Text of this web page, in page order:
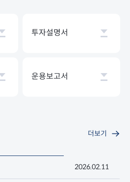
투자설명서
운용보고서
더보기
2026.02.11